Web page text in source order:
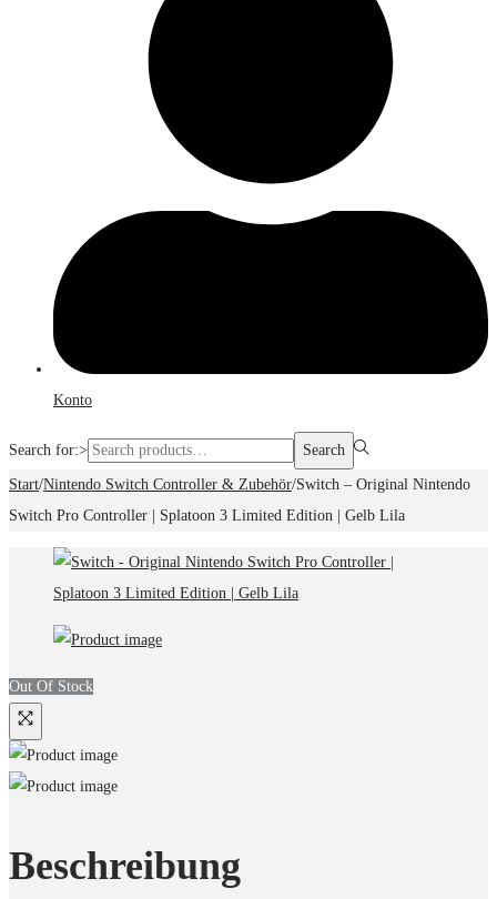
Konto
Search for:> Search
Start/Nintendo Switch Controller & Zubehör/Switch – Original Nintendo
Switch Pro Controller | Splatoon 3 Limited Edition | Gelb Lila
Out Of Stock
Beschreibung